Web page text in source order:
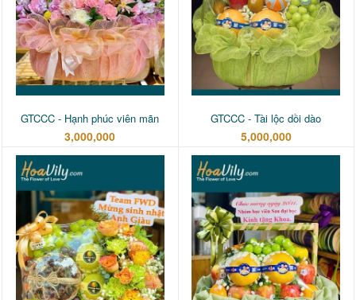
GTCCC - Hạnh phúc viên mãn
3,000,000
GTCCC - Tài lộc dồi dào
5,000,000